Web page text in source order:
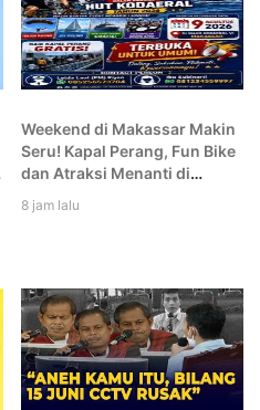
Weekend di Makassar Makin
Seru! Kapal Perang, Fun Bike
dan Atraksi Menanti di
8 jam lalu